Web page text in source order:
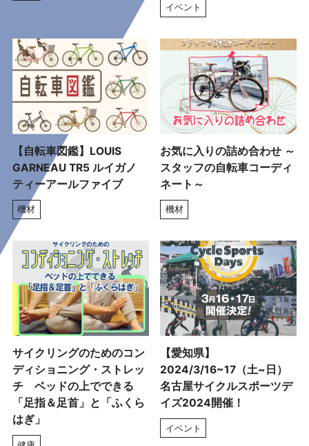
イベント
【自転車図鑑】LOUIS
GARNEAU TR5 ルイガノ
ティーアールファイブ
機材
お気に入りの詰め合わせ ～
スタッフの自転車コーディ
ネート～
機材
サイクリングのためのコン
ディショニング・ストレッ
チ ベッドの上でできる
「足指＆足首」と「ふくら
はぎ」
【愛知県】
2024/3/16~17（土~日）
名古屋サイクルスポーツデ
イズ2024開催！
イベント